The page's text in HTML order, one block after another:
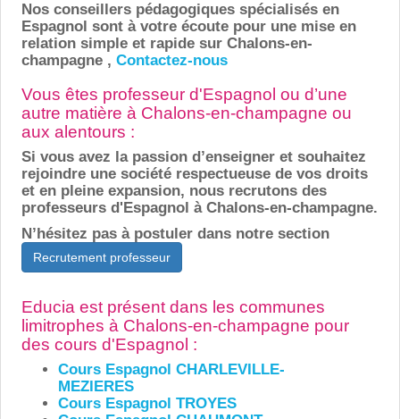
Nos conseillers pédagogiques spécialisés en
Espagnol sont à votre écoute pour une mise en
relation simple et rapide sur Chalons-en-
champagne , Contactez-nous
Vous êtes professeur d'Espagnol ou d’une
autre matière à Chalons-en-champagne ou
aux alentours :
Si vous avez la passion d’enseigner et souhaitez
rejoindre une société respectueuse de vos droits
et en pleine expansion, nous recrutons des
professeurs d'Espagnol à Chalons-en-champagne.
N’hésitez pas à postuler dans notre section
Recrutement professeur
Educia est présent dans les communes
limitrophes à Chalons-en-champagne pour
des cours d'Espagnol :
Cours Espagnol CHARLEVILLE-
MEZIERES
Cours Espagnol TROYES